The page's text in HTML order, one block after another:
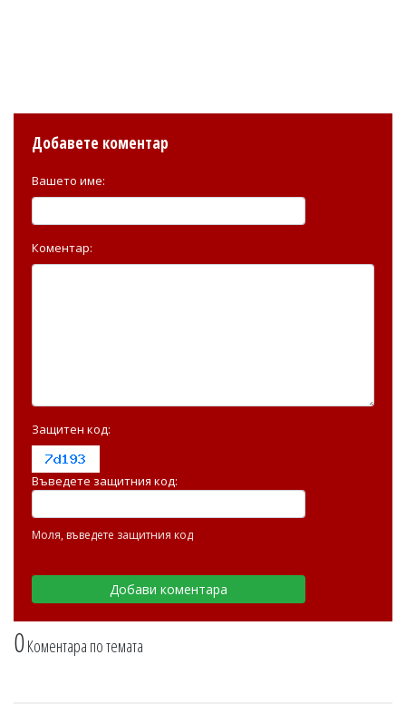
0Коментара по темата
Добавете коментар
Вашето име:
Коментар:
Защитен код:
Въведете защитния код:
Моля, въведете защитния код